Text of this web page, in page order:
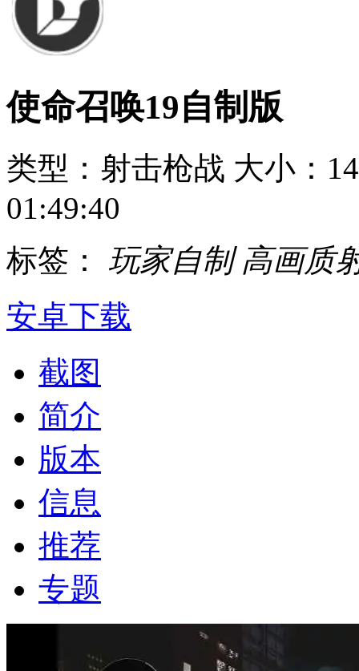
使命召唤19自制版
类型：射击枪战 大小：
01:49:40
标签： 玩家自制 高画质
安卓下载
截图
简介
版本
信息
推荐
专题